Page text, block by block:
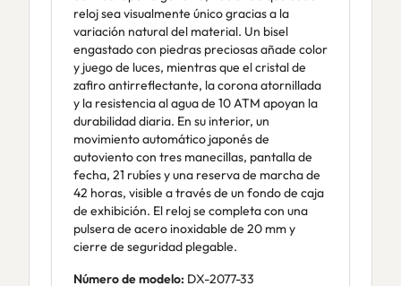
reloj sea visualmente único gracias a la
variación natural del material. Un bisel
engastado con piedras preciosas añade color
y juego de luces, mientras que el cristal de
zafiro antirreflectante, la corona atornillada
y la resistencia al agua de 10 ATM apoyan la
durabilidad diaria. En su interior, un
movimiento automático japonés de
autoviento con tres manecillas, pantalla de
fecha, 21 rubíes y una reserva de marcha de
42 horas, visible a través de un fondo de caja
de exhibición. El reloj se completa con una
pulsera de acero inoxidable de 20 mm y
cierre de seguridad plegable.
Número de modelo: DX-2077-33